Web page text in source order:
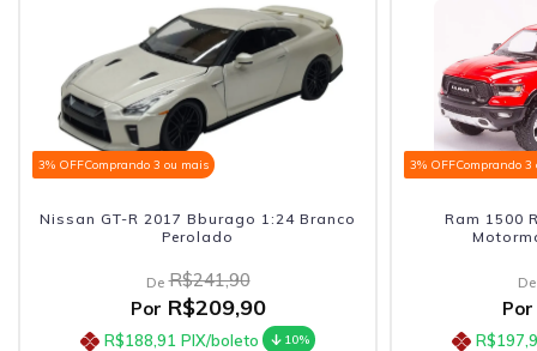
3% OFFComprando 3 ou mais
Nissan GT-R 2017 Bburago 1:24 Branco
Perolado
De R$241,90
Por R$209,90
R$188,91 PIX/boleto 10%
3% OFFComprando 3
Ram 1500
De
Por